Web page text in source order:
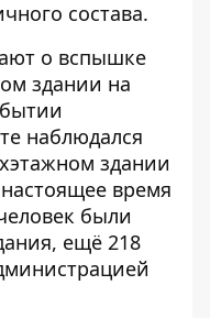
состава.
о вспышке
здании на
наблюдался
здании
время
были
ещё 218